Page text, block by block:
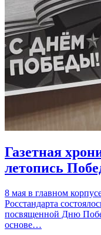
Газетная
летопись
8 мая в главном
Росстандарта
посвященной Дню
основе…